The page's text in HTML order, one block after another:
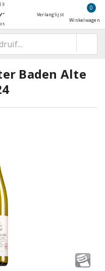
Verlanglijst
0
Winkelwagen
Baden Alte